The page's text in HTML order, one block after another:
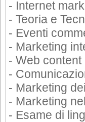
- Internet
- Teoria e
- Eventi
- Marketing
- Web
-
- Marketing
- Marketing
- Esame di